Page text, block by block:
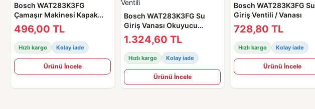
Bosch WAT283K3FG
Çamaşır Makinesi Kapak
Kilidi
496,00 TL
Hızlı kargo Kolay iade
Ürünü İncele
Bosch WAT283K3FG Su
Giriş Vanası Okuyucu
Sensörlü / Ventili
1.324,60 TL
Hızlı kargo Kolay iade
Ürünü İncele
Bosch WAT283K3FG Su
Giriş Ventili / Vanası
728,80 TL
Hızlı kargo Kolay iade
Ürünü İncele